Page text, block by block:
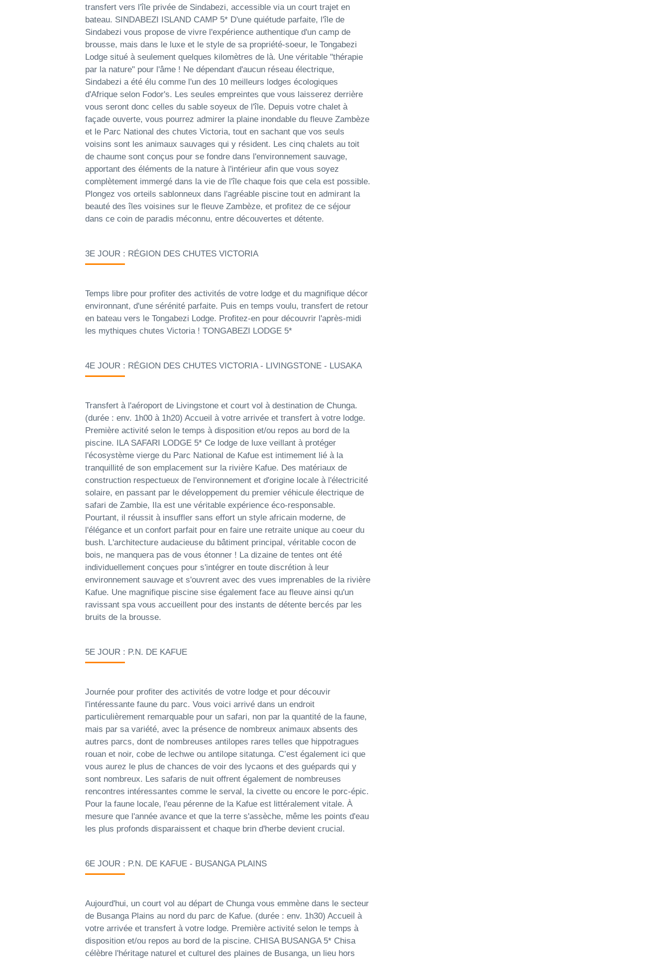
transfert vers l'île privée de Sindabezi, accessible via un court trajet en
bateau. SINDABEZI ISLAND CAMP 5* D'une quiétude parfaite, l'île de
Sindabezi vous propose de vivre l'expérience authentique d'un camp de
brousse, mais dans le luxe et le style de sa propriété-soeur, le Tongabezi
Lodge situé à seulement quelques kilomètres de là. Une véritable "thérapie
par la nature" pour l'âme ! Ne dépendant d'aucun réseau électrique,
Sindabezi a été élu comme l'un des 10 meilleurs lodges écologiques
d'Afrique selon Fodor's. Les seules empreintes que vous laisserez derrière
vous seront donc celles du sable soyeux de l'île. Depuis votre chalet à
façade ouverte, vous pourrez admirer la plaine inondable du fleuve Zambèze
et le Parc National des chutes Victoria, tout en sachant que vos seuls
voisins sont les animaux sauvages qui y résident. Les cinq chalets au toit
de chaume sont conçus pour se fondre dans l'environnement sauvage,
apportant des éléments de la nature à l'intérieur afin que vous soyez
complètement immergé dans la vie de l'île chaque fois que cela est possible.
Plongez vos orteils sablonneux dans l'agréable piscine tout en admirant la
beauté des îles voisines sur le fleuve Zambèze, et profitez de ce séjour
dans ce coin de paradis méconnu, entre découvertes et détente.
3E JOUR : RÉGION DES CHUTES VICTORIA
Temps libre pour profiter des activités de votre lodge et du magnifique décor
environnant, d'une sérénité parfaite. Puis en temps voulu, transfert de retour
en bateau vers le Tongabezi Lodge. Profitez-en pour découvrir l'après-midi
les mythiques chutes Victoria ! TONGABEZI LODGE 5*
4E JOUR : RÉGION DES CHUTES VICTORIA - LIVINGSTONE - LUSAKA
Transfert à l'aéroport de Livingstone et court vol à destination de Chunga.
(durée : env. 1h00 à 1h20) Accueil à votre arrivée et transfert à votre lodge.
Première activité selon le temps à disposition et/ou repos au bord de la
piscine. ILA SAFARI LODGE 5* Ce lodge de luxe veillant à protéger
l'écosystème vierge du Parc National de Kafue est intimement lié à la
tranquillité de son emplacement sur la rivière Kafue. Des matériaux de
construction respectueux de l'environnement et d'origine locale à l'électricité
solaire, en passant par le développement du premier véhicule électrique de
safari de Zambie, Ila est une véritable expérience éco-responsable.
Pourtant, il réussit à insuffler sans effort un style africain moderne, de
l'élégance et un confort parfait pour en faire une retraite unique au coeur du
bush. L'architecture audacieuse du bâtiment principal, véritable cocon de
bois, ne manquera pas de vous étonner ! La dizaine de tentes ont été
individuellement conçues pour s'intégrer en toute discrétion à leur
environnement sauvage et s'ouvrent avec des vues imprenables de la rivière
Kafue. Une magnifique piscine sise également face au fleuve ainsi qu'un
ravissant spa vous accueillent pour des instants de détente bercés par les
bruits de la brousse.
5E JOUR : P.N. DE KAFUE
Journée pour profiter des activités de votre lodge et pour découvir
l'intéressante faune du parc. Vous voici arrivé dans un endroit
particulièrement remarquable pour un safari, non par la quantité de la faune,
mais par sa variété, avec la présence de nombreux animaux absents des
autres parcs, dont de nombreuses antilopes rares telles que hippotragues
rouan et noir, cobe de lechwe ou antilope sitatunga. C’est également ici que
vous aurez le plus de chances de voir des lycaons et des guépards qui y
sont nombreux. Les safaris de nuit offrent également de nombreuses
rencontres intéressantes comme le serval, la civette ou encore le porc-épic.
Pour la faune locale, l'eau pérenne de la Kafue est littéralement vitale. À
mesure que l'année avance et que la terre s'assèche, même les points d'eau
les plus profonds disparaissent et chaque brin d'herbe devient crucial.
6E JOUR : P.N. DE KAFUE - BUSANGA PLAINS
Aujourd'hui, un court vol au départ de Chunga vous emmène dans le secteur
de Busanga Plains au nord du parc de Kafue. (durée : env. 1h30) Accueil à
votre arrivée et transfert à votre lodge. Première activité selon le temps à
disposition et/ou repos au bord de la piscine. CHISA BUSANGA 5* Chisa
célèbre l'héritage naturel et culturel des plaines de Busanga, un lieu hors